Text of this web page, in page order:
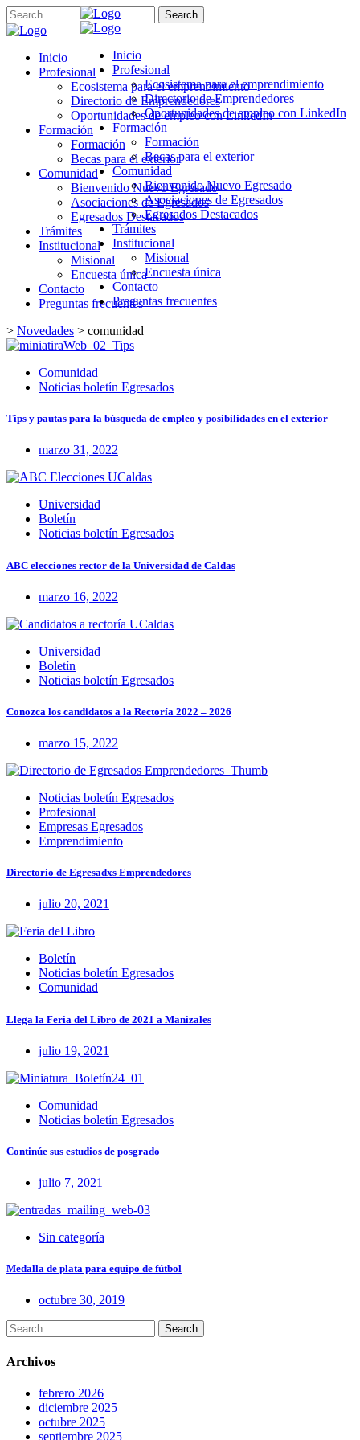
Inicio
Profesional
Ecosistema para el emprendimiento
Directorio de Emprendedores
Oportunidades de empleo con LinkedIn
Formación
Formación
Becas para el exterior
Comunidad
Bienvenido Nuevo Egresado
Asociaciones de Egresados
Egresados Destacados
Trámites
Institucional
Misional
Encuesta única
Contacto
Preguntas frecuentes
Search
Inicio
Profesional
Ecosistema para el emprendimiento
Directorio de Emprendedores
Oportunidades de empleo con LinkedIn
Formación
Formación
Becas para el exterior
Comunidad
Bienvenido Nuevo Egresado
Asociaciones de Egresados
Egresados Destacados
Trámites
Institucional
Misional
Encuesta única
Contacto
Preguntas frecuentes
> Novedades > comunidad
Comunidad
Noticias boletín Egresados
Tips y pautas para la búsqueda de empleo y posibilidades en el exterior
marzo 31, 2022
Universidad
Boletín
Noticias boletín Egresados
ABC elecciones rector de la Universidad de Caldas
marzo 16, 2022
Universidad
Boletín
Noticias boletín Egresados
Conozca los candidatos a la Rectoría 2022 – 2026
marzo 15, 2022
Noticias boletín Egresados
Profesional
Empresas Egresados
Emprendimiento
Directorio de Egresadxs Emprendedores
julio 20, 2021
Boletín
Noticias boletín Egresados
Comunidad
Llega la Feria del Libro de 2021 a Manizales
julio 19, 2021
Comunidad
Noticias boletín Egresados
Continúe sus estudios de posgrado
julio 7, 2021
Sin categoría
Medalla de plata para equipo de fútbol
octubre 30, 2019
Search
Archivos
febrero 2026
diciembre 2025
octubre 2025
septiembre 2025